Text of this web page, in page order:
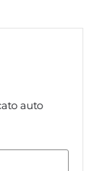
auto